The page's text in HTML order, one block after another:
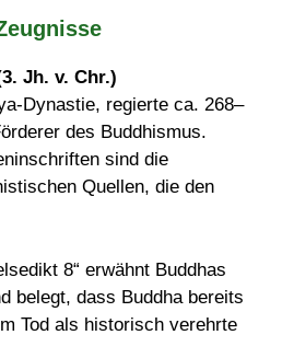
Jh. v. Chr.)
Dynastie, regierte ca. 268–
des Buddhismus.
sind die
Quellen, die den
8“ erwähnt Buddhas
belegt, dass Buddha bereits
Tod als historisch verehrte